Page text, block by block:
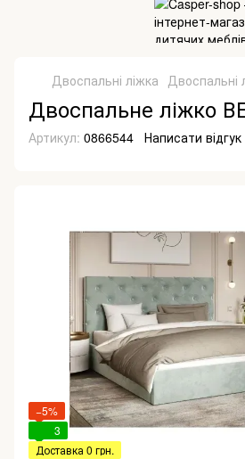
Двоспальні ліжка Двоспальні
Двоспальне ліжко
Артикул: 0866544 Написати відгук
−5%
3
Доставка 0 грн.